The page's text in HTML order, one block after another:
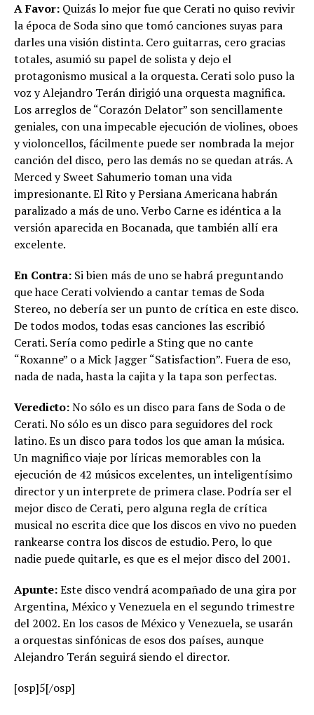
A Favor: Quizás lo mejor fue que Cerati no quiso revivir
la época de Soda sino que tomó canciones suyas para
darles una visión distinta. Cero guitarras, cero gracias
totales, asumió su papel de solista y dejo el
protagonismo musical a la orquesta. Cerati solo puso la
voz y Alejandro Terán dirigió una orquesta magnifica.
Los arreglos de “Corazón Delator” son sencillamente
geniales, con una impecable ejecución de violines, oboes
y violoncellos, fácilmente puede ser nombrada la mejor
canción del disco, pero las demás no se quedan atrás. A
Merced y Sweet Sahumerio toman una vida
impresionante. El Rito y Persiana Americana habrán
paralizado a más de uno. Verbo Carne es idéntica a la
versión aparecida en Bocanada, que también allí era
excelente.
En Contra: Si bien más de uno se habrá preguntando
que hace Cerati volviendo a cantar temas de Soda
Stereo, no debería ser un punto de crítica en este disco.
De todos modos, todas esas canciones las escribió
Cerati. Sería como pedirle a Sting que no cante
“Roxanne” o a Mick Jagger “Satisfaction”. Fuera de eso,
nada de nada, hasta la cajita y la tapa son perfectas.
Veredicto:No sólo es un disco para fans de Soda o de
Cerati. No sólo es un disco para seguidores del rock
latino. Es un disco para todos los que aman la música.
Un magnifico viaje por líricas memorables con la
ejecución de 42 músicos excelentes, un inteligentísimo
director y un interprete de primera clase. Podría ser el
mejor disco de Cerati, pero alguna regla de crítica
musical no escrita dice que los discos en vivo no pueden
rankearse contra los discos de estudio. Pero, lo que
nadie puede quitarle, es que es el mejor disco del 2001.
Apunte:Este disco vendrá acompañado de una gira por
Argentina, México y Venezuela en el segundo trimestre
del 2002. En los casos de México y Venezuela, se usarán
a orquestas sinfónicas de esos dos países, aunque
Alejandro Terán seguirá siendo el director.
[osp]5[/osp]